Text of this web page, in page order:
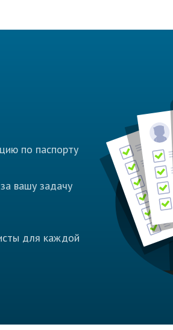
по паспорту
вашу задачу
для каждой